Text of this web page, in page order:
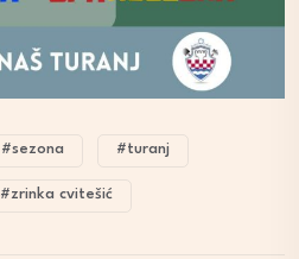
#sezona #turanj
#zrinka cvitešić